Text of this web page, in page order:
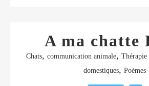
A ma chatte
Chats, communication animale, Thérapie
domestiques, Poèmes